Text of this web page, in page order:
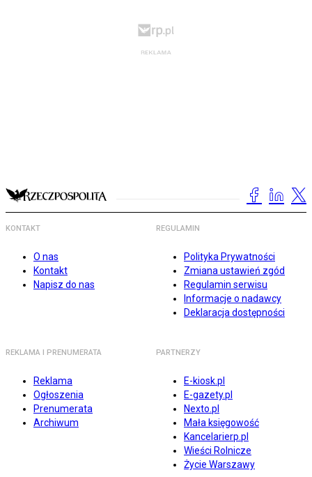
KONTAKT
O nas
Kontakt
Napisz do nas
REGULAMIN
Polityka Prywatności
Zmiana ustawień zgód
Regulamin serwisu
Informacje o nadawcy
Deklaracja dostępności
REKLAMA I PRENUMERATA
Reklama
Ogłoszenia
Prenumerata
Archiwum
PARTNERZY
E-kiosk.pl
E-gazety.pl
Nexto.pl
Mała księgowość
Kancelarierp.pl
Wieści Rolnicze
Życie Warszawy